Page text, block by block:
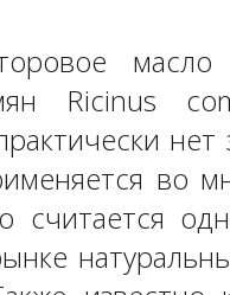
Ricinus
нет
во
считается